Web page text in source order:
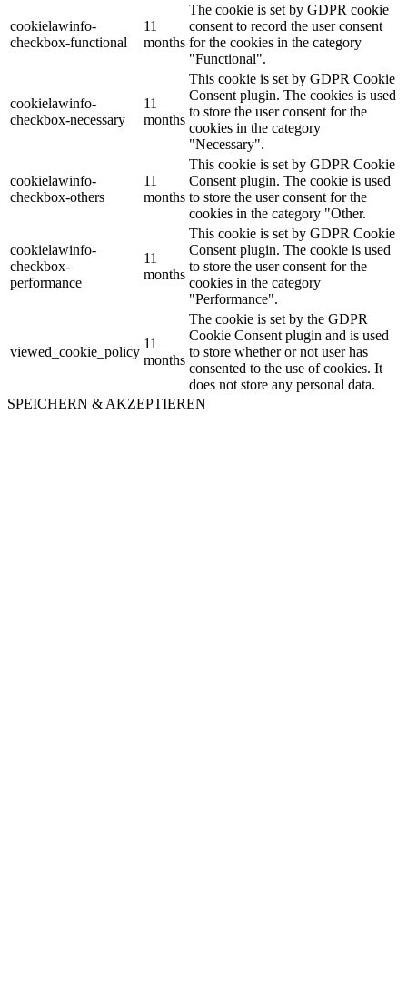
cookielawinfo-
checkbox-functional
11
months
The cookie is set by GDPR cookie
consent to record the user consent
for the cookies in the category
"Functional".
cookielawinfo-
checkbox-necessary
11
months
This cookie is set by GDPR Cookie
Consent plugin. The cookies is used
to store the user consent for the
cookies in the category
"Necessary".
cookielawinfo-
checkbox-others
11
months
This cookie is set by GDPR Cookie
Consent plugin. The cookie is used
to store the user consent for the
cookies in the category "Other.
cookielawinfo-
checkbox-
performance
11
months
This cookie is set by GDPR Cookie
Consent plugin. The cookie is used
to store the user consent for the
cookies in the category
"Performance".
viewed_cookie_policy
11
months
The cookie is set by the GDPR
Cookie Consent plugin and is used
to store whether or not user has
consented to the use of cookies. It
does not store any personal data.
SPEICHERN & AKZEPTIEREN